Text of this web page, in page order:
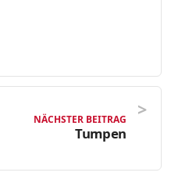
NÄCHSTER BEITRAG
Tumpen